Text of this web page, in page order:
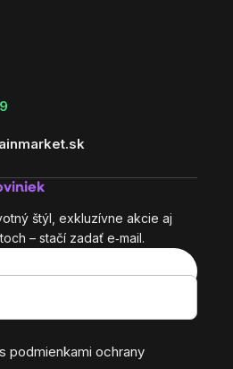
štýl, exkluzívne akcie aj
– stačí zadať e‑mail.
podmienkami ochrany